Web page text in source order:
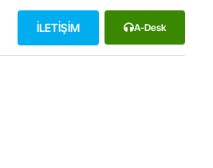
İLETİŞİM A-Desk